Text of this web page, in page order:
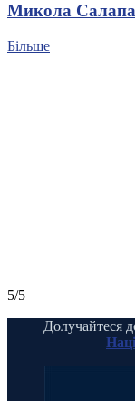
Микола
Більше
5/5
Долучайтеся